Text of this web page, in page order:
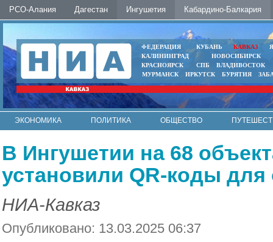
РСО-Алания Дагестан Ингушетия Кабардино-Балкария
ФЕДЕРАЦИЯ КУБАНЬ КАВКАЗ
КАЛИНИНГРАД
НОВОСИБИРСК
КРАСНОЯРСК
СПБ
ВЛАДИВОСТОК
МУРМАНСК
ИРКУТСК БУРЯТИЯ
ЭКОНОМИКА ПОЛИТИКА ОБЩЕСТВО
В Ингушетии на 68
установили QR-коды для
НИА-Кавказ
Опубликовано: 13.03.2025 06:37